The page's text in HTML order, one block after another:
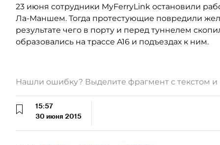
23 июня сотрудники MyFerryLink остановили
Ла-Маншем. Тогда протестующие повредили
результате чего в порту и перед туннелем
образовались на трассе A16 и подъездах к ним.
Нашли ошибку? Выделите фрагмент с текстом
15:57
30 июня 2015